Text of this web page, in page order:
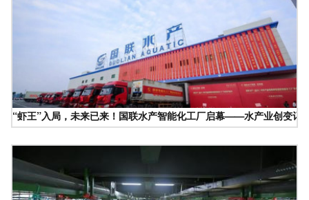
“虾王”入局，未来已来！国联水产智能化工厂启幕——水产业创变记